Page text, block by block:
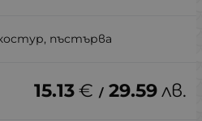
пъстърва
15.13€ / 29.59лв.